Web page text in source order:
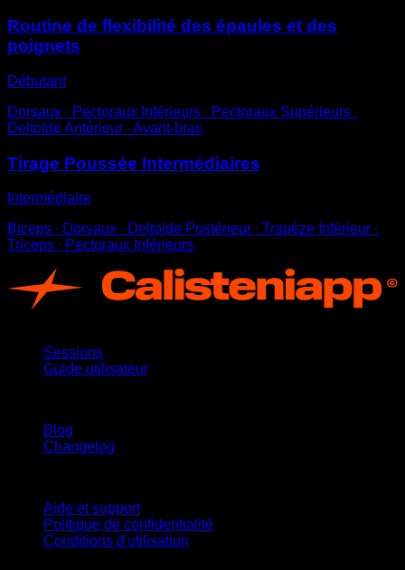
Routine de flexibilité des épaules et des
poignets
Débutant
Dorsaux ∙ Pectoraux Inférieurs ∙ Pectoraux Supérieurs ∙
Deltoïde Antérieur ∙ Avant-bras
Tirage Poussée Intermédiaires
Intermédiaire
Biceps ∙ Dorsaux ∙ Deltoïde Postérieur ∙ Trapèze Inférieur ∙
Triceps ∙ Pectoraux Inférieurs
Sessions
Guide utilisateur
Blog
Changelog
Aide et support
Politique de confidentialité
Conditions d'utilisation